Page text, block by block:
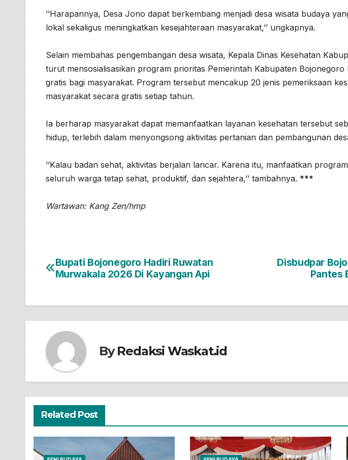
’’Harapannya, Desa Jono dapat berkembang menjadi desa wisata budaya
lokal sekaligus meningkatkan kesejahteraan masyarakat,’’ ungkapnya.
Selain membahas pengembangan desa wisata, Kepala Dinas Kesehatan
turut mensosialisasikan program prioritas Pemerintah Kabupaten
gratis bagi masyarakat. Program tersebut mencakup 20 jenis pemeriksaan
masyarakat secara gratis setiap tahun.
Ia berharap masyarakat dapat memanfaatkan layanan kesehatan tersebut
hidup, terlebih dalam menyongsong aktivitas pertanian dan pembangunan
’’Kalau badan sehat, aktivitas berjalan lancar. Karena itu, manfaatkan
seluruh warga tetap sehat, produktif, dan sejahtera,’’ tambahnya. ***
Wartawan: Kang Zen/hmp
Navigasi
Disbudpar
Pantes
Bupati Bojonegoro Hadiri Ruwatan
Murwakala 2026 Di Kayangan Api
ByRedaksi Waskat.id
Related Post